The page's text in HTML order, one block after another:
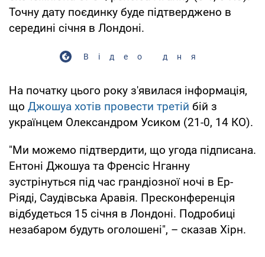
Точну дату поєдинку буде підтверджено в
середині січня в Лондоні.
Відео дня
На початку цього року з'явилася інформація,
що Джошуа хотів провести третій бій з
українцем Олександром Усиком (21-0, 14 КО).
"Ми можемо підтвердити, що угода підписана.
Ентоні Джошуа та Френсіс Нганну
зустрінуться під час грандіозної ночі в Ер-
Ріяді, Саудівська Аравія. Пресконференція
відбудеться 15 січня в Лондоні. Подробиці
незабаром будуть оголошені", – сказав Хірн.